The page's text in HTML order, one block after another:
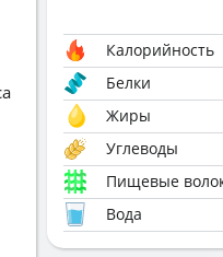
Калорийность
Белки
Жиры
Углеводы
Пищевые
Вода